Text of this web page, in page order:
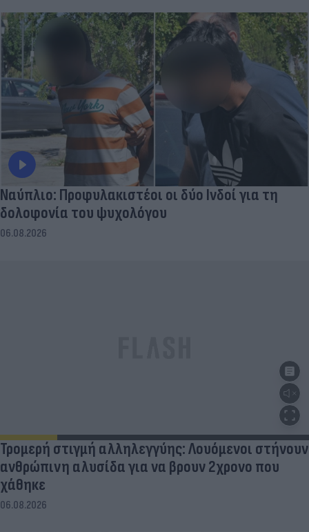
Ναύπλιο: Προφυλακιστέοι οι δύο Ινδοί για τη
δολοφονία του ψυχολόγου
06.08.2026
Τρομερή στιγμή αλληλεγγύης: Λουόμενοι στήνουν
ανθρώπινη αλυσίδα για να βρουν 2χρονο που
χάθηκε
06.08.2026